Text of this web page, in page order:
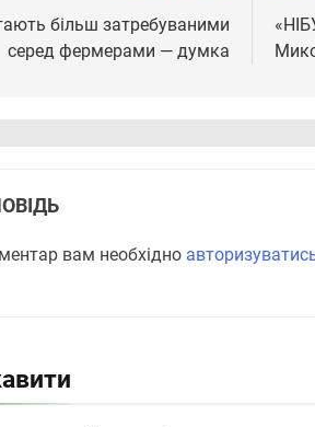
більш затребуваними
серед фермерами — думка
вам необхідно